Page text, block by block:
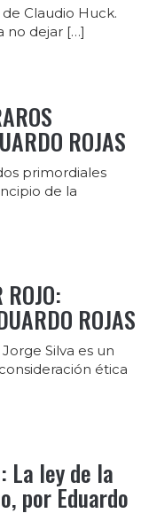
Claudio Huck.
no dejar […]
ROJAS
primordiales
de la
ROJAS
Silva es un
ética
La ley de la
por Eduardo